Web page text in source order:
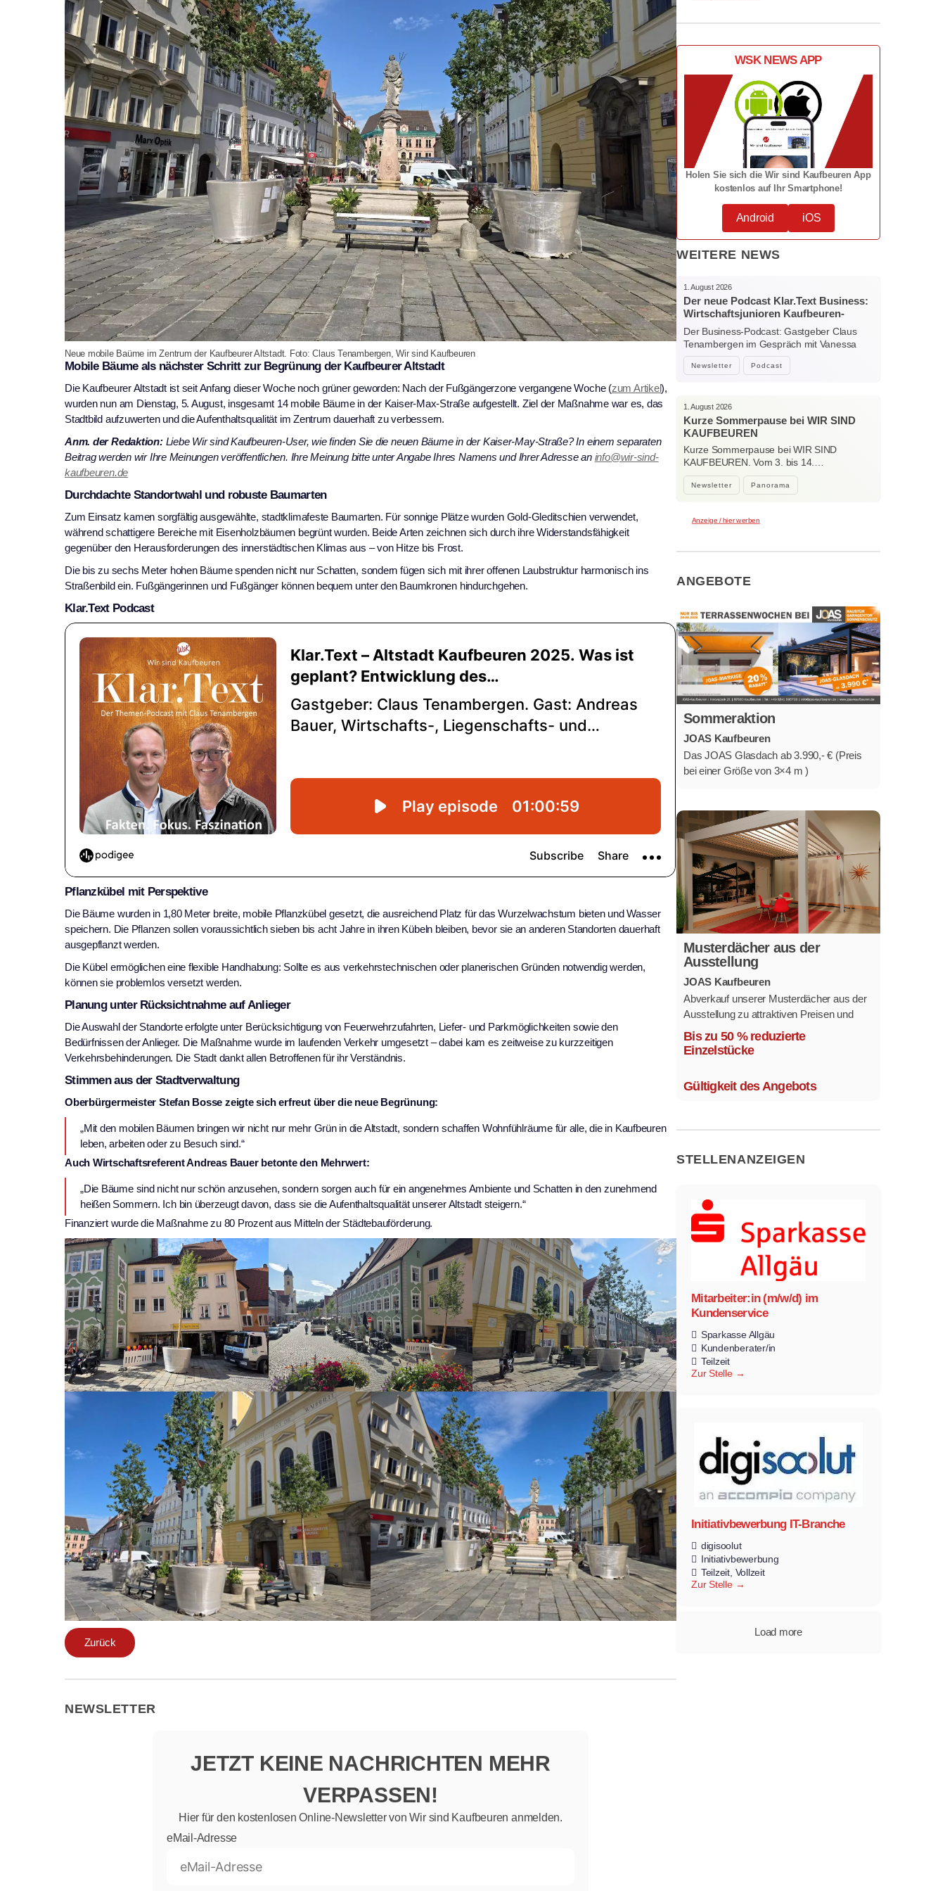
Neue mobile Baüme im Zentrum der Kaufbeurer Altstadt. Foto: Claus Tenambergen, Wir sind Kaufbeuren
Mobile Bäume als nächster Schritt zur Begrünung der Kaufbeurer Altstadt
Die Kaufbeurer Altstadt ist seit Anfang dieser Woche noch grüner geworden: Nach der Fußgängerzone vergangene Woche (zum Artikel),
wurden nun am Dienstag, 5. August, insgesamt 14 mobile Bäume in der Kaiser-Max-Straße aufgestellt. Ziel der Maßnahme war es, das
Stadtbild aufzuwerten und die Aufenthaltsqualität im Zentrum dauerhaft zu verbessern.
Anm. der Redaktion:Liebe Wir sind Kaufbeuren-User, wie finden Sie die neuen Bäume in der Kaiser-May-Straße? In einem separaten
Beitrag werden wir Ihre Meinungen veröffentlichen. Ihre Meinung bitte unter Angabe Ihres Namens und Ihrer Adresse an info@wir-sind-
kaufbeuren.de
Durchdachte Standortwahl und robuste Baumarten
Zum Einsatz kamen sorgfältig ausgewählte, stadtklimafeste Baumarten. Für sonnige Plätze wurden Gold-Gleditschien verwendet,
während schattigere Bereiche mit Eisenholzbäumen begrünt wurden. Beide Arten zeichnen sich durch ihre Widerstandsfähigkeit
gegenüber den Herausforderungen des innerstädtischen Klimas aus – von Hitze bis Frost.
Die bis zu sechs Meter hohen Bäume spenden nicht nur Schatten, sondern fügen sich mit ihrer offenen Laubstruktur harmonisch ins
Straßenbild ein. Fußgängerinnen und Fußgänger können bequem unter den Baumkronen hindurchgehen.
Klar.Text Podcast
Pflanzkübel mit Perspektive
Die Bäume wurden in 1,80 Meter breite, mobile Pflanzkübel gesetzt, die ausreichend Platz für das Wurzelwachstum bieten und Wasser
speichern. Die Pflanzen sollen voraussichtlich sieben bis acht Jahre in ihren Kübeln bleiben, bevor sie an anderen Standorten dauerhaft
ausgepflanzt werden.
Die Kübel ermöglichen eine flexible Handhabung: Sollte es aus verkehrstechnischen oder planerischen Gründen notwendig werden,
können sie problemlos versetzt werden.
Planung unter Rücksichtnahme auf Anlieger
Die Auswahl der Standorte erfolgte unter Berücksichtigung von Feuerwehrzufahrten, Liefer- und Parkmöglichkeiten sowie den
Bedürfnissen der Anlieger. Die Maßnahme wurde im laufenden Verkehr umgesetzt – dabei kam es zeitweise zu kurzzeitigen
Verkehrsbehinderungen. Die Stadt dankt allen Betroffenen für ihr Verständnis.
Stimmen aus der Stadtverwaltung
Oberbürgermeister Stefan Bosse zeigte sich erfreut über die neue Begrünung:
„Mit den mobilen Bäumen bringen wir nicht nur mehr Grün in die Altstadt, sondern schaffen Wohnfühlräume für alle, die in Kaufbeuren
leben, arbeiten oder zu Besuch sind.“
Auch Wirtschaftsreferent Andreas Bauer betonte den Mehrwert:
„Die Bäume sind nicht nur schön anzusehen, sondern sorgen auch für ein angenehmes Ambiente und Schatten in den zunehmend
heißen Sommern. Ich bin überzeugt davon, dass sie die Aufenthaltsqualität unserer Altstadt steigern.“
Finanziert wurde die Maßnahme zu 80 Prozent aus Mitteln der Städtebauförderung.
Zurück
NEWSLETTER
JETZT KEINE NACHRICHTEN MEHR
VERPASSEN!
Hier für den kostenlosen Online-Newsletter von Wir sind Kaufbeuren anmelden.
eMail-Adresse
WSK NEWS APP
Holen Sie sich die Wir sind Kaufbeuren App
kostenlos auf Ihr Smartphone!
Android iOS
WEITERE NEWS
Newsletter Podcast
1. August 2026
Der neue Podcast Klar.Text Business:
Wirtschaftsjunioren Kaufbeuren-
Ostallgäu – Menschen, Ideen und
starke Verbindungen
Der Business-Podcast: Gastgeber Claus
Tenambergen im Gespräch mit Vanessa
Bockhorni…
Newsletter Panorama
1. August 2026
Kurze Sommerpause bei WIR SIND
KAUFBEUREN
Kurze Sommerpause bei WIR SIND
KAUFBEUREN. Vom 3. bis 14.…
Anzeige / hier werben
ANGEBOTE
Sommeraktion
JOAS Kaufbeuren
Das JOAS Glasdach ab 3.990,- € (Preis
bei einer Größe von 3×4 m )
Musterdächer aus der
Ausstellung
JOAS Kaufbeuren
Abverkauf unserer Musterdächer aus der
Ausstellung zu attraktiven Preisen und
sofort verfügbar.
Mehrere Modelle in verschiedenen
Bis zu 50 % reduzierte
Einzelstücke
Gültigkeit des Angebots
STELLENANZEIGEN
Mitarbeiter:in (m/w/d) im
Kundenservice
Sparkasse Allgäu
Kundenberater/in
Teilzeit
Zur Stelle
Initiativbewerbung IT-Branche
digisoolut
Initiativbewerbung
Teilzeit Vollzeit
Zur Stelle
Load more